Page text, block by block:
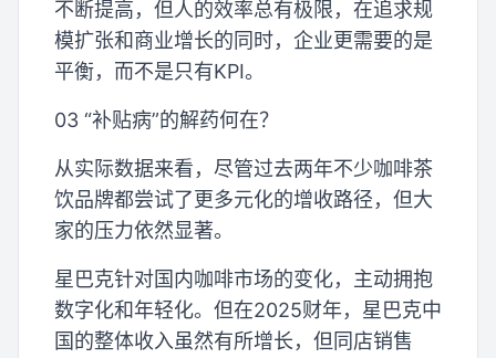
不断提高，但人的效率总有极限，在追求规
模扩张和商业增长的同时，企业更需要的是
平衡，而不是只有KPI。
03 “补贴病”的解药何在？
从实际数据来看，尽管过去两年不少咖啡茶
饮品牌都尝试了更多元化的增收路径，但大
家的压力依然显著。
星巴克针对国内咖啡市场的变化，主动拥抱
数字化和年轻化。但在2025财年，星巴克中
国的整体收入虽然有所增长，但同店销售